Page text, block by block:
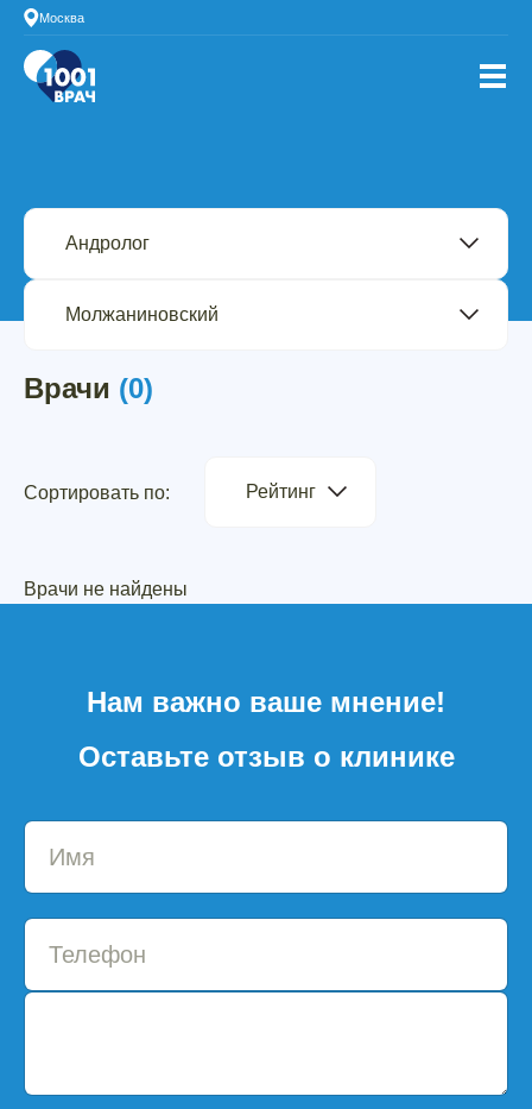
Москва
Врачи (0)
Сортировать по: Рейтинг
Врачи не найдены
Нам важно ваше мнение!
Оставьте отзыв о клинике